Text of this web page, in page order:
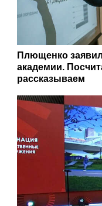
Плющенко
академии.
рассказываем